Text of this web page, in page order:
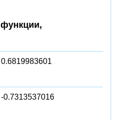
0.6819983601
-0.7313537016